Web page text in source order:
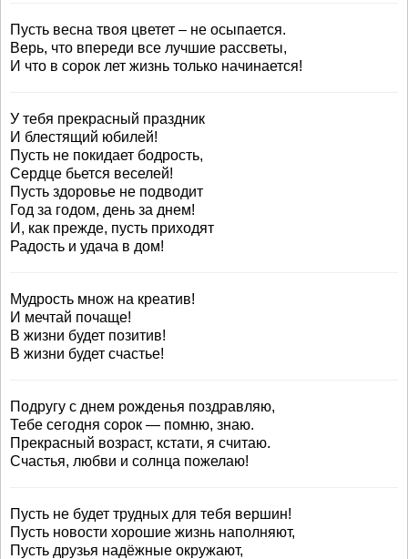
Пусть весна твоя цветет – не осыпается.
Верь, что впереди все лучшие рассветы,
И что в сорок лет жизнь только начинается!
У тебя прекрасный праздник
И блестящий юбилей!
Пусть не покидает бодрость,
Сердце бьется веселей!
Пусть здоровье не подводит
Год за годом, день за днем!
И, как прежде, пусть приходят
Радость и удача в дом!
Мудрость множ на креатив!
И мечтай почаще!
В жизни будет позитив!
В жизни будет счастье!
Подругу с днем рожденья поздравляю,
Тебе сегодня сорок — помню, знаю.
Прекрасный возраст, кстати, я считаю.
Счастья, любви и солнца пожелаю!
Пусть не будет трудных для тебя вершин!
Пусть новости хорошие жизнь наполняют,
Пусть друзья надёжные окружают,